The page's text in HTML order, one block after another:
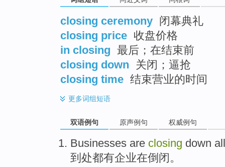
closing ceremony 闭幕典礼
closing price 收盘价格
in closing 最后；在结束前
closing down
关闭；逼抢
closing time 结束营业的时间
更多词组短语
双语例句 原声例句 权威例句
Businesses are closing down all
到处都有企业在倒闭 。